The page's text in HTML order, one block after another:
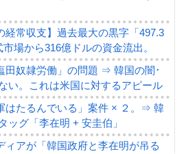
経常収支】過去最大の黒字「497.3
場から316億ドルの資金流出。
田奴隷労働」の問題 ⇒ 韓国の闇･
い。これは米国に対するアピール
はたるんでいる」案件 × ２。⇒ 韓
ッグ「李在明 + 安圭伯」
ィアが「韓国政府と李在明が吊る